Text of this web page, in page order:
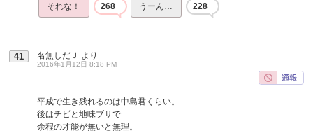
それな！ 268 うーん… 228
41 名無しだＪ より
2016年1月12日 8:18 PM
平成で生き残れるのは中島君くらい。
後はチビと地味ブサで
余程の才能が無いと無理。